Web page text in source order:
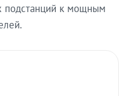
подстанций к мощным